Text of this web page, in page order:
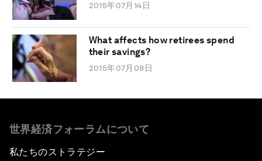
2015年07月14日
What affects how retirees spend
their savings?
2015年07月08日
世界経済フォーラムについて
私たちのストラテジー